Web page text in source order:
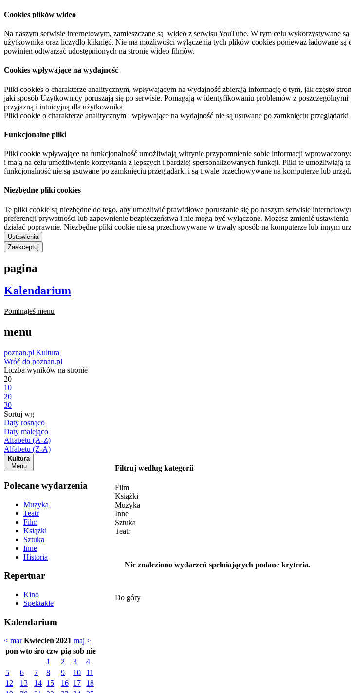
Cookies plików wideo
Na naszym serwisie internetowym, zamieszczane są wideo z serwisu YouTube. W tym celu wykorzystywane
użytkownika oraz liczydło kliknięć. Nie ma możliwości wyłączenia tych plików cookies ponieważ ładowane
powinien odtwarzać udostępnionych na stronie wideo filmów.
Cookies wpływające na wydajność
Pliki cookies o charakterze analitycznym, wpływającym na wydajność zbierają informację o tym, jak często
jaki sposób Użytkownicy poruszają się po serwisie. Pomagają w identyfikowaniu problemów z
przyjazną i intuicyjną dla użytkownika.
Pliki cookie o charakterze analitycznym i wpływające na wydajność nie są usuwane po zamknięciu
Funkcjonalne pliki
Pliki cookie wpływające na funkcjonalność umożliwiają witrynie przypomnienie sobie informacji
i mają na celu umożliwienie korzystania z lepszych i bardziej spersonalizowanych funkcji. Pliki te umożliwiają
funkcjonalność nie są usuwane po zamknięciu przeglądarki i są trwale przechowywane na komputerze lub
Niezbędne pliki cookies
Te pliki cookie są niezbędne do tego, aby umożliwić prawidłowe poruszanie się po naszym serwisie
preferencji prywatności lub zapewnienie bezpieczeństwa i nie mogą być wyłączone. Możesz zmienić
działać poprawnie. Niezbędne pliki cookie nie są przechowywane w trwały sposób na komputerze lub innym
Ustawienia
Zaakceptuj
pagina
Kalendarium
Pominąłeś menu
menu
poznan.pl Kultura
Wróć do poznan.pl
Liczba wyników na stronie
20
10
20
30
Sortuj wg
Daty rosnąco
Daty malejąco
Alfabetu (A-Z)
Alfabetu (Z-A)
Kultura
Menu
Polecane wydarzenia
Muzyka
Teatr
Film
Książki
Sztuka
Inne
Historia
Repertuar
Kino
Spektakle
Kalendarium
< mar Kwiecień 2021 maj >
pon wto śro czw pią sob nie
1
2 3
4
5
6 7 8 9 10
11
12
13 14 15 16 17
18
Filtruj według kategorii
Film
Książki
Muzyka
Inne
Sztuka
Teatr
Nie znaleziono wydarzeń spełniających podane kryteria.
Do góry